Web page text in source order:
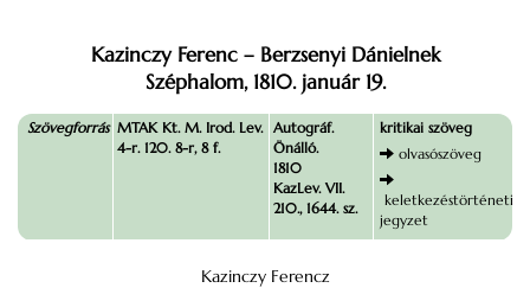
Kazinczy Ferenc – Berzsenyi Dánielnek
Széphalom, 1810. január 19.
Szövegforrás MTAK Kt. M. Irod. Lev.
4-r. 120. 8-r, 8 f.
Autográf.
Önálló.
1810
KazLev. VII.
210., 1644. sz.
kritikai szöveg
olvasószöveg
keletkezéstörténeti
jegyzet
Kazinczy Ferencz